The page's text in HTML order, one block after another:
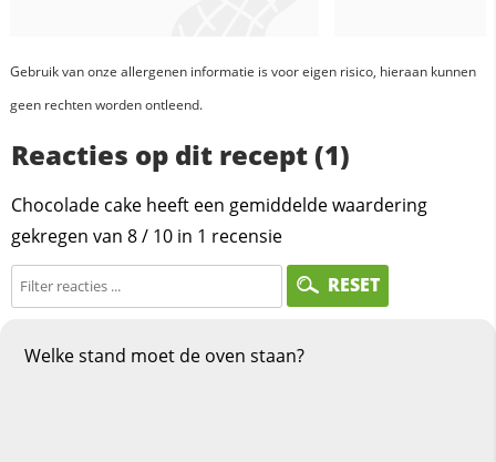
Gebruik van onze allergenen informatie is voor eigen risico, hieraan kunnen
geen rechten worden ontleend.
Reacties op dit recept (1)
Chocolade cake heeft een gemiddelde waardering
gekregen van 8/ 10 in 1 recensie
RESET
Welke stand moet de oven staan?